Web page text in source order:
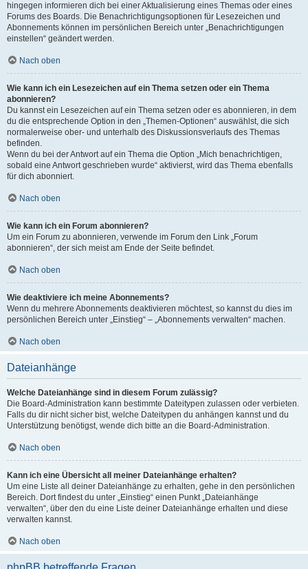
hingegen informieren dich bei einer Aktualisierung eines Themas oder eines
Forums des Boards. Die Benachrichtigungsoptionen für Lesezeichen und
Abonnements können im persönlichen Bereich unter „Benachrichtigungen
einstellen“ geändert werden.
Nach oben
Wie kann ich ein Lesezeichen auf ein Thema setzen oder ein Thema
abonnieren?
Du kannst ein Lesezeichen auf ein Thema setzen oder es abonnieren, in dem
du die entsprechende Option in den „Themen-Optionen“ auswählst, die sich
normalerweise ober- und unterhalb des Diskussionsverlaufs des Themas
befinden.
Wenn du bei der Antwort auf ein Thema die Option „Mich benachrichtigen,
sobald eine Antwort geschrieben wurde“ aktivierst, wird das Thema ebenfalls
für dich abonniert.
Nach oben
Wie kann ich ein Forum abonnieren?
Um ein Forum zu abonnieren, verwende im Forum den Link „Forum
abonnieren“, der sich meist am Ende der Seite befindet.
Nach oben
Wie deaktiviere ich meine Abonnements?
Wenn du mehrere Abonnements deaktivieren möchtest, so kannst du dies im
persönlichen Bereich unter „Einstieg“ – „Abonnements verwalten“ machen.
Nach oben
Dateianhänge
Welche Dateianhänge sind in diesem Forum zulässig?
Die Board-Administration kann bestimmte Dateitypen zulassen oder verbieten.
Falls du dir nicht sicher bist, welche Dateitypen du anhängen kannst und du
Unterstützung benötigst, wende dich bitte an die Board-Administration.
Nach oben
Kann ich eine Übersicht all meiner Dateianhänge erhalten?
Um eine Liste all deiner Dateianhänge zu erhalten, gehe in den persönlichen
Bereich. Dort findest du unter „Einstieg“ einen Punkt „Dateianhänge
verwalten“, über den du eine Liste deiner Dateianhänge erhalten und diese
verwalten kannst.
Nach oben